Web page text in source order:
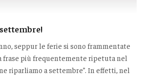
seppur le ferie si sono frammentate
frase più frequentemente ripetuta nel
riparliamo a settembre”. In effetti, nel